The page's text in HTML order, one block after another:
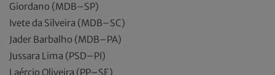
Giordano (MDB–SP)
Ivete da Silveira (MDB–SC)
Jader Barbalho (MDB–PA)
Jussara Lima (PSD–PI)
Laércio Oliveira (PP–SE)